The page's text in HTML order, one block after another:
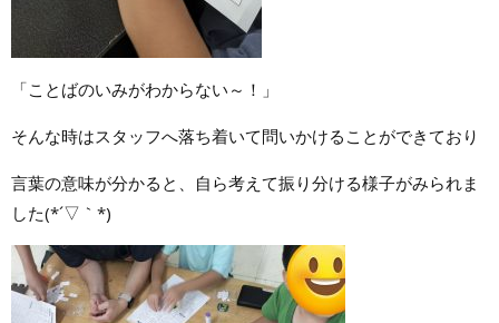
「ことばのいみがわからない～！」
そんな時はスタッフへ落ち着いて問いかけることができており
言葉の意味が分かると、自ら考えて振り分ける様子がみられま
した(*´▽｀*)